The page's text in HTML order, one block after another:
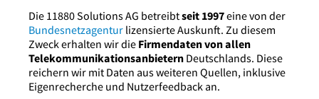
Die 11880 Solutions AG betreibtseit 1997eine von der
Bundesnetzagentur lizensierte Auskunft. Zu diesem
Zweck erhalten wir die Firmendaten von allen
Telekommunikationsanbietern Deutschlands. Diese
reichern wir mit Daten aus weiteren Quellen, inklusive
Eigenrecherche und Nutzerfeedback an.